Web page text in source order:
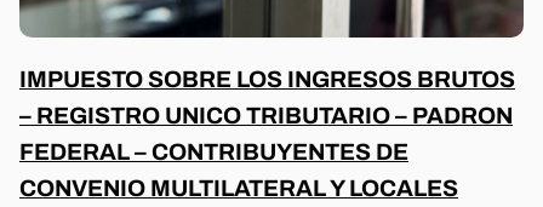
IMPUESTO SOBRE LOS INGRESOS BRUTOS
– REGISTRO UNICO TRIBUTARIO – PADRON
FEDERAL – CONTRIBUYENTES DE
CONVENIO MULTILATERAL Y LOCALES